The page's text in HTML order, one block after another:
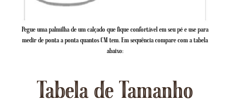
Pegue uma palmilha de um calçado que fique confortável em seu pé e use para
medir de ponta a ponta quantos CM tem. Em sequência compare com a tabela
abaixo:
Tabela de Tamanho